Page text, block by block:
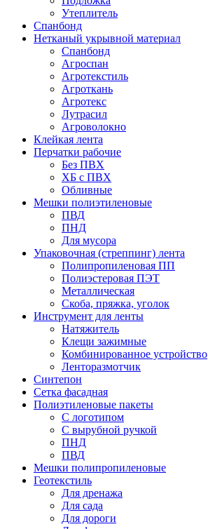
Утеплитель
Спанбонд
Нетканый укрывной материал
Спанбонд
Агроспан
Агротекстиль
Агроткань
Агротекс
Лутрасил
Агроволокно
Клейкая лента
Перчатки рабочие
Без ПВХ
ХБ с ПВХ
Обливные
Мешки полиэтиленовые
ПВД
ПНД
Для мусора
Упаковочная (стреппинг) лента
Полипропиленовая ПП
Полиэстеровая ПЭТ
Металлическая
Скоба, пряжка, уголок
Инструмент для ленты
Натяжитель
Клещи зажимные
Комбинированное устройство
Ленторазмотчик
Синтепон
Сетка фасадная
Полиэтиленовые пакеты
С логотипом
С вырубной ручкой
ПНД
ПВД
Мешки полипропиленовые
Геотекстиль
Для дренажа
Для сада
Для дороги